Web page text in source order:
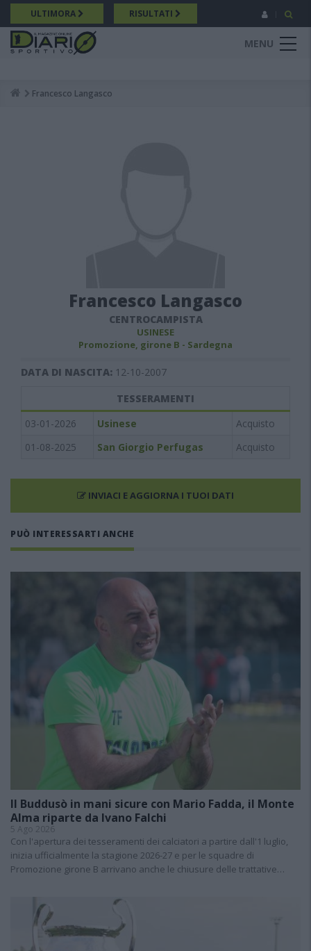
Salta
al
contenuto
principale
ULTIMORA RISULTATI
MENU
Breadcrumb
Francesco Langasco
Francesco Langasco
CENTROCAMPISTA
USINESE
Promozione, girone B - Sardegna
DATA DI NASCITA: 12-10-2007
TESSERAMENTI
03-01-2026
Usinese
Acquisto
01-08-2025
San Giorgio Perfugas Acquisto
INVIACI E AGGIORNA I TUOI DATI
PUÒ INTERESSARTI ANCHE
Il Buddusò in mani sicure con Mario Fadda, il Monte
Alma riparte da Ivano Falchi
5 Ago 2026
Con l'apertura dei tesseramenti dei calciatori a partire dall'1 luglio,
inizia ufficialmente la stagione 2026-27 e per le squadre di
Promozione girone B arrivano anche le chiusure delle trattative…